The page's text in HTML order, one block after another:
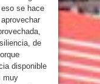
se hace
de
disponible
muy